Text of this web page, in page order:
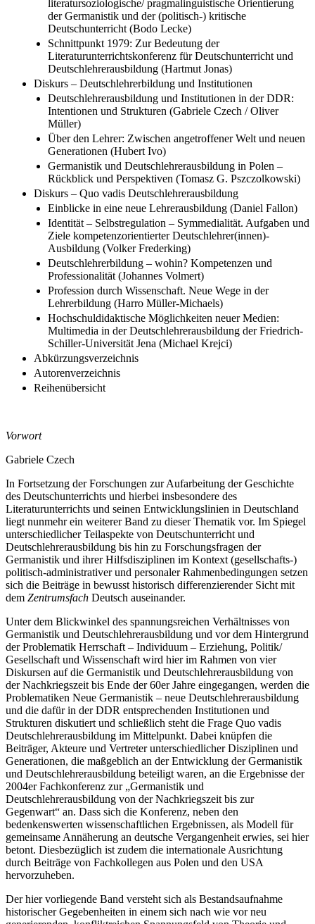
literatursoziologische/ pragmalinguistische Orientierung
der Germanistik und der (politisch-) kritische
Deutschunterricht (Bodo Lecke)
Schnittpunkt 1979: Zur Bedeutung der
Literaturunterrichtskonferenz für Deutschunterricht und
Deutschlehrerausbildung (Hartmut Jonas)
Diskurs – Deutschlehrerbildung und Institutionen
Deutschlehrerausbildung und Institutionen in der DDR:
Intentionen und Strukturen (Gabriele Czech / Oliver
Müller)
Über den Lehrer: Zwischen angetroffener Welt und neuen
Generationen (Hubert Ivo)
Germanistik und Deutschlehrerausbildung in Polen –
Rückblick und Perspektiven (Tomasz G. Pszczolkowski)
Diskurs – Quo vadis Deutschlehrerausbildung
Einblicke in eine neue Lehrerausbildung (Daniel Fallon)
Identität – Selbstregulation – Symmedialität. Aufgaben und
Ziele kompetenzorientierter Deutschlehrer(innen)-
Ausbildung (Volker Frederking)
Deutschlehrerbildung – wohin? Kompetenzen und
Professionalität (Johannes Volmert)
Profession durch Wissenschaft. Neue Wege in der
Lehrerbildung (Harro Müller-Michaels)
Hochschuldidaktische Möglichkeiten neuer Medien:
Multimedia in der Deutschlehrerausbildung der Friedrich-
Schiller-Universität Jena (Michael Krejci)
Abkürzungsverzeichnis
Autorenverzeichnis
Reihenübersicht
Vorwort
Gabriele Czech
In Fortsetzung der Forschungen zur Aufarbeitung der Geschichte
des Deutschunterrichts und hierbei insbesondere des
Literaturunterrichts und seinen Entwicklungslinien in Deutschland
liegt nunmehr ein weiterer Band zu dieser Thematik vor. Im Spiegel
unterschiedlicher Teilaspekte von Deutschunterricht und
Deutschlehrerausbildung bis hin zu Forschungsfragen der
Germanistik und ihrer Hilfsdisziplinen im Kontext (gesellschafts-)
politisch-administrativer und personaler Rahmenbedingungen setzen
sich die Beiträge in bewusst historisch differenzierender Sicht mit
dem Zentrumsfach Deutsch auseinander.
Unter dem Blickwinkel des spannungsreichen Verhältnisses von
Germanistik und Deutschlehrerausbildung und vor dem Hintergrund
der Problematik Herrschaft – Individuum – Erziehung, Politik/
Gesellschaft und Wissenschaft wird hier im Rahmen von vier
Diskursen auf die Germanistik und Deutschlehrerausbildung von
der Nachkriegszeit bis Ende der 60er Jahre eingegangen, werden die
Problematiken Neue Germanistik – neue Deutschlehrerausbildung
und die dafür in der DDR entsprechenden Institutionen und
Strukturen diskutiert und schließlich steht die Frage Quo vadis
Deutschlehrerausbildung im Mittelpunkt. Dabei knüpfen die
Beiträger, Akteure und Vertreter unterschiedlicher Disziplinen und
Generationen, die maßgeblich an der Entwicklung der Germanistik
und Deutschlehrerausbildung beteiligt waren, an die Ergebnisse der
2004er Fachkonferenz zur „Germanistik und
Deutschlehrerausbildung von der Nachkriegszeit bis zur
Gegenwart“ an. Dass sich die Konferenz, neben den
bedenkenswerten wissenschaftlichen Ergebnissen, als Modell für
gemeinsame Annäherung an deutsche Vergangenheit erwies, sei hier
betont. Diesbezüglich ist zudem die internationale Ausrichtung
durch Beiträge von Fachkollegen aus Polen und den USA
hervorzuheben.
Der hier vorliegende Band versteht sich als Bestandsaufnahme
historischer Gegebenheiten in einem sich nach wie vor neu